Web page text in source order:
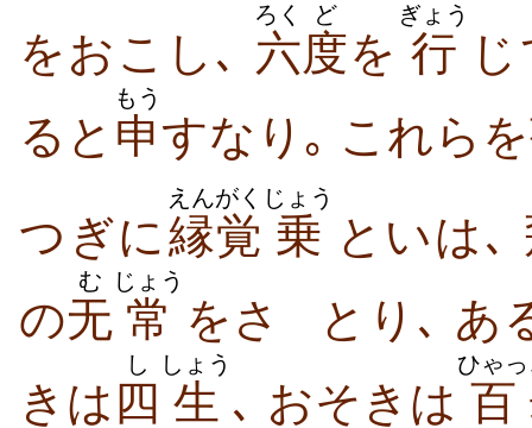
をおこし､ 六
ろく
度
ど
を 行
ぎょう
ると 申
もう
すなり｡ これらを
つぎに縁覚
えんがく
乗
じょう
といは､
の无
む
常
じょう
をさ
とり､ あ
きは 四
し
生
しょう
､ おそきは 百
ひゃっ